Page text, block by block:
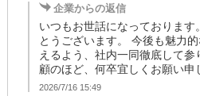
企業からの返信
いつもお世話になっておりま
とうございます。 今後も魅力
えるよう、社内一同徹底して
顧のほど、何卒宜しくお願い申
2026/7/16 15:49